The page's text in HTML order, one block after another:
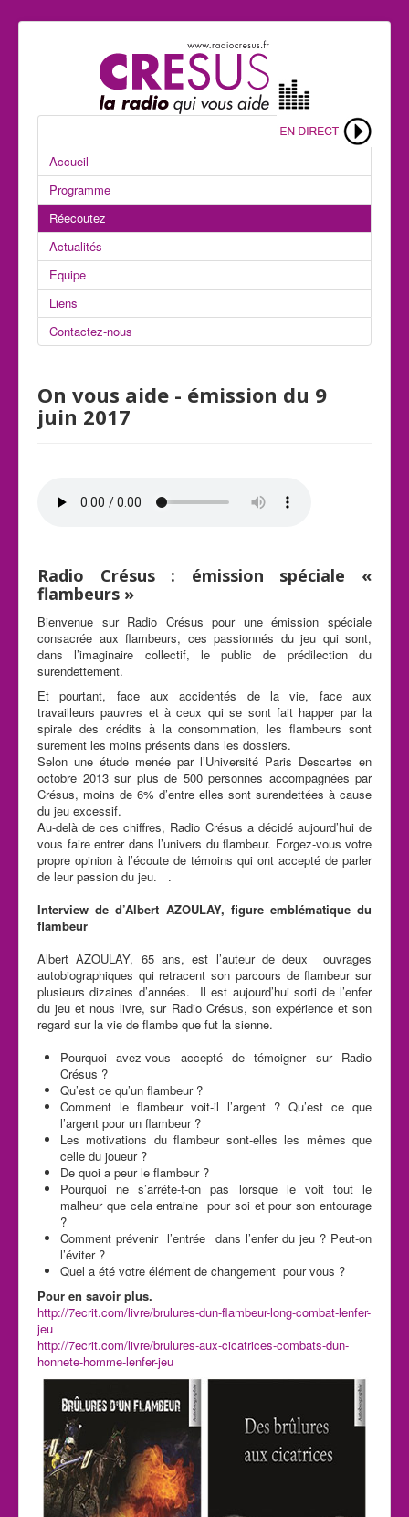
Accueil
Programme
Réecoutez
Actualités
Equipe
Liens
Contactez-nous
On vous aide - émission du 9
juin 2017
Radio Crésus : émission spéciale «
flambeurs »
Bienvenue sur Radio Crésus pour une émission spéciale
consacrée aux flambeurs, ces passionnés du jeu qui sont,
dans l’imaginaire collectif, le public de prédilection du
surendettement.
Et pourtant, face aux accidentés de la vie, face aux
travailleurs pauvres et à ceux qui se sont fait happer par la
spirale des crédits à la consommation, les flambeurs sont
surement les moins présents dans les dossiers.
Selon une étude menée par l’Université Paris Descartes en
octobre 2013 sur plus de 500 personnes accompagnées par
Crésus, moins de 6% d’entre elles sont surendettées à cause
du jeu excessif.
Au-delà de ces chiffres, Radio Crésus a décidé aujourd’hui de
vous faire entrer dans l’univers du flambeur. Forgez-vous votre
propre opinion à l’écoute de témoins qui ont accepté de parler
de leur passion du jeu. .
Interview de d’Albert AZOULAY, figure emblématique du
flambeur
Albert AZOULAY, 65 ans, est l’auteur de deux ouvrages
autobiographiques qui retracent son parcours de flambeur sur
plusieurs dizaines d’années. Il est aujourd’hui sorti de l’enfer
du jeu et nous livre, sur Radio Crésus, son expérience et son
regard sur la vie de flambe que fut la sienne.
Pourquoi avez-vous accepté de témoigner sur Radio
Crésus ?
Qu’est ce qu’un flambeur ?
Comment le flambeur voit-il l’argent ? Qu’est ce que
l’argent pour un flambeur ?
Les motivations du flambeur sont-elles les mêmes que
celle du joueur ?
De quoi a peur le flambeur ?
Pourquoi ne s’arrête-t-on pas lorsque le voit tout le
malheur que cela entraine pour soi et pour son entourage
?
Comment prévenir l’entrée dans l’enfer du jeu ? Peut-on
l’éviter ?
Quel a été votre élément de changement pour vous ?
Pour en savoir plus.
http://7ecrit.com/livre/brulures-dun-flambeur-long-combat-lenfer-
jeu
http://7ecrit.com/livre/brulures-aux-cicatrices-combats-dun-
honnete-homme-lenfer-jeu